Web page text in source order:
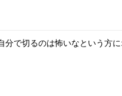
分で切るのは怖いなという方